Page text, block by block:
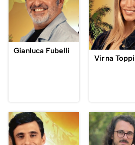
Gianluca Fubelli
Virna Toppi